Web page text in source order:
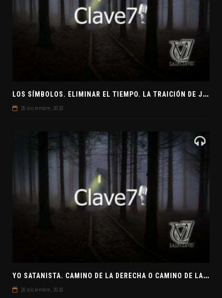
L
OS SÍMBOLOS. ELIMINAR EL TIEMPO. LA TRAICIÓN DE JUDAS
20 diciembre, 2020
Y
O SATANISTA. CAMINO DE LA DERECHA O CAMINO DE LA IZQUIERDA. CLAVE7 NEWS
20 diciembre, 2020